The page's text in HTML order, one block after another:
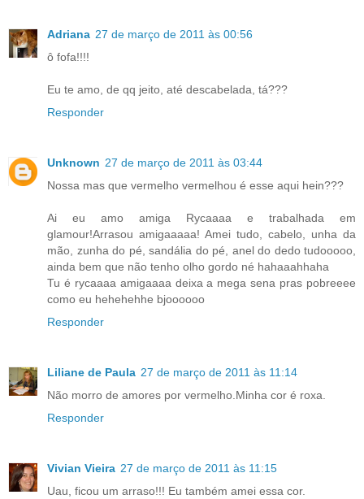
Adriana 27 de março de 2011 às 00:56
ô fofa!!!!
Eu te amo, de qq jeito, até descabelada, tá???
Responder
Unknown 27 de março de 2011 às 03:44
Nossa mas que vermelho vermelhou é esse aqui hein???
Ai eu amo amiga Rycaaaa e trabalhada em
glamour!Arrasou amigaaaaa! Amei tudo, cabelo, unha da
mão, zunha do pé, sandália do pé, anel do dedo tudooooo,
ainda bem que não tenho olho gordo né hahaaahhaha
Tu é rycaaaa amigaaaa deixa a mega sena pras pobreeee
como eu hehehehhe bjoooooo
Responder
Liliane de Paula 27 de março de 2011 às 11:14
Não morro de amores por vermelho.Minha cor é roxa.
Responder
Vivian Vieira 27 de março de 2011 às 11:15
Uau, ficou um arraso!!! Eu também amei essa cor.